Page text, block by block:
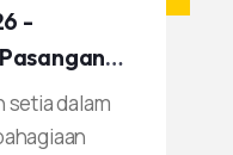
-
Mobil
setia dalam